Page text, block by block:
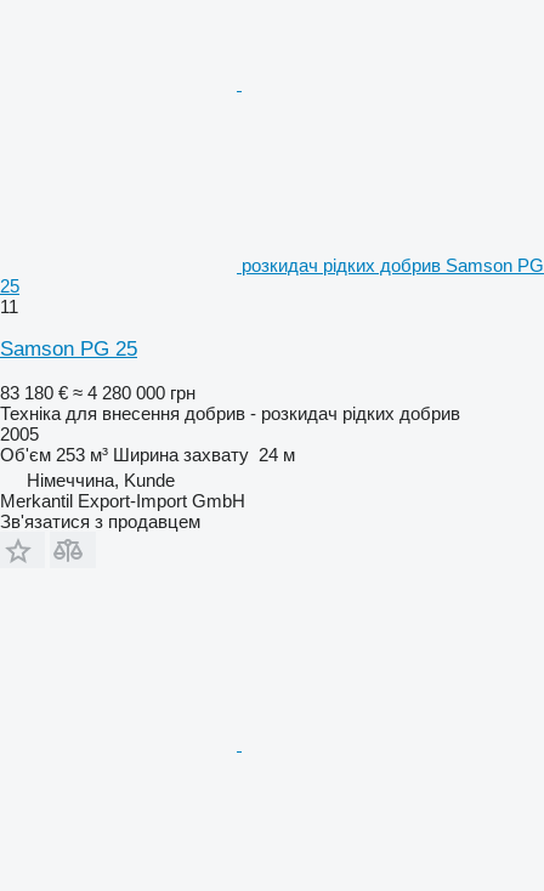
розкидач рідких добрив Samson PG
25
11
Samson PG 25
83 180 € ≈ 4 280 000 грн
Техніка для внесення добрив - розкидач рідких добрив
2005
Об'єм 253 м³ Ширина захвату 24 м
Німеччина, Kunde
Merkantil Export-Import GmbH
Зв'язатися з продавцем